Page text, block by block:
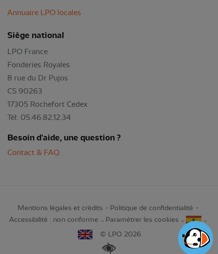
Annuaire LPO locales
Siège national
LPO France
Fonderies Royales
8 rue du Dr Pujos
CS 90263
17305 Rochefort Cedex
Tél: 05.46.82.12.34
Besoin d'aide, une question ?
Contact & FAQ
Mentions légales et crédits
Politique de confidentialité
Accessibilité : non conforme
Paramétrer les cookies
© LPO 2026